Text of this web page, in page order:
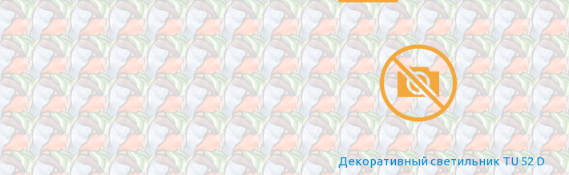
Декоративный светильник TU 52 D